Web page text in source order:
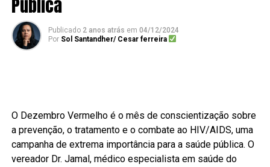
Pública
Publicado 2 anos atrás em 04/12/2024
Por Sol Santandher/ Cesar ferreira
O Dezembro Vermelho é o mês de conscientização sobre
a prevenção, o tratamento e o combate ao HIV/AIDS, uma
campanha de extrema importância para a saúde pública. O
vereador Dr. Jamal, médico especialista em saúde do